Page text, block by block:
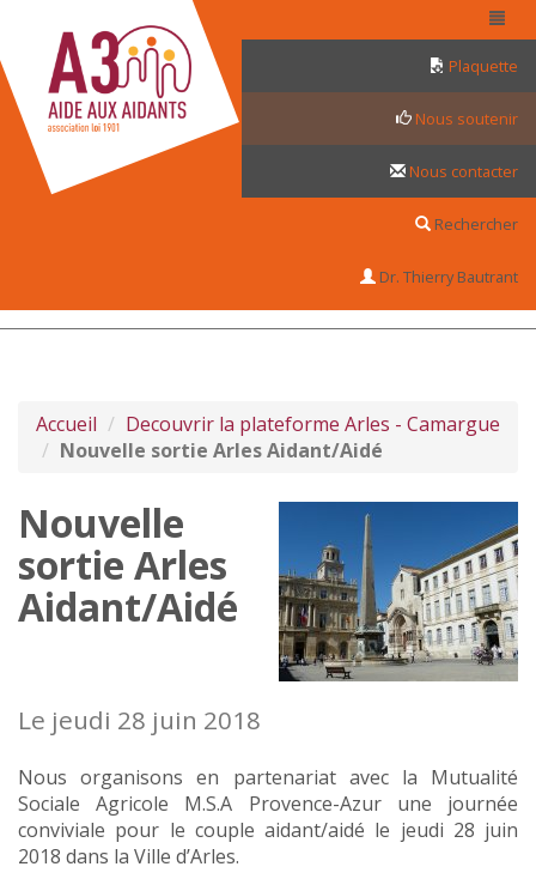
Plaquette
Nous soutenir
Nous contacter
Rechercher
Dr. Thierry Bautrant
Accueil
Decouvrir la plateforme Arles - Camargue
Nouvelle sortie Arles Aidant/Aidé
Nouvelle
sortie Arles
Aidant/Aidé
Le jeudi 28 juin 2018
Nous organisons en partenariat avec la Mutualité
Sociale Agricole M.S.A Provence-Azur une journée
conviviale pour le couple aidant/aidé le jeudi 28 juin
2018 dans la Ville d’Arles.
Panneau de gestion des cookies